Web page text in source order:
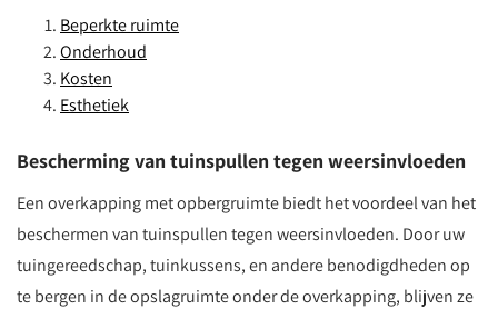
Beperkte ruimte
Onderhoud
Kosten
Esthetiek
Bescherming van tuinspullen tegen weersinvloeden
Een overkapping met opbergruimte biedt het voordeel van het
beschermen van tuinspullen tegen weersinvloeden. Door uw
tuingereedschap, tuinkussens, en andere benodigdheden op
te bergen in de opslagruimte onder de overkapping, blijven ze